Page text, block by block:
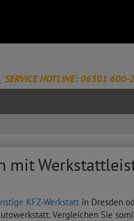
SERVICE HOTLINE: 06301 600-
mit
KFZ-Werkstattin Dresden
Vergleichen Sie